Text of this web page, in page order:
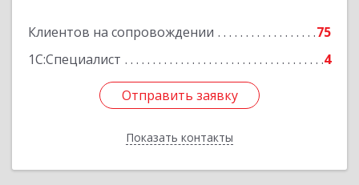
Клиентов на сопровождении
75
1С:Специалист
4
Отправить заявку
Показать контакты
Отправить заявку
Назад